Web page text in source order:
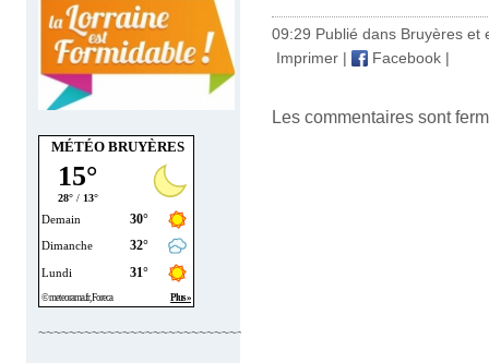
MÉTÉO BRUYÈRES
~~~~~~~~~~~~~~~~~~~~~~~~~~~~
09:29 Publié dans Bruyères et
Imprimer | Facebook |
Les commentaires sont